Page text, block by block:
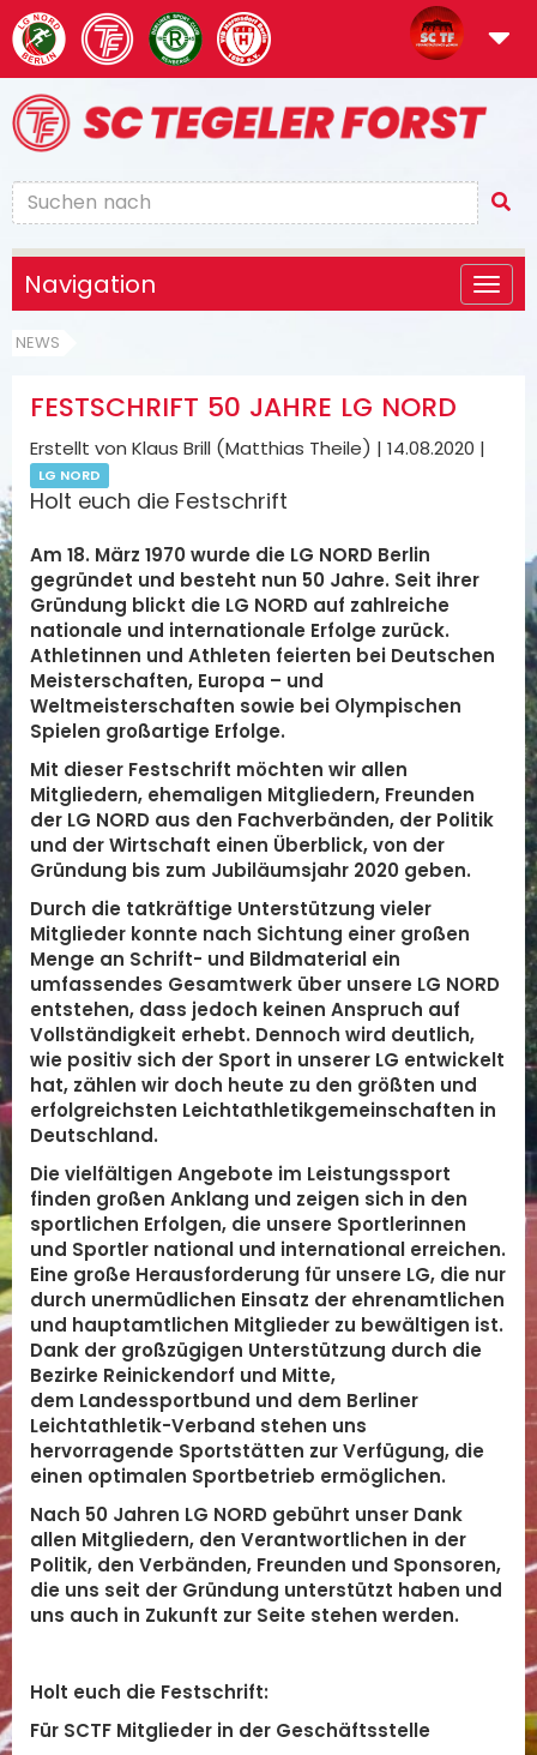
Navigation
NEWS
FESTSCHRIFT 50 JAHRE LG NORD
Erstellt von Klaus Brill (Matthias Theile) | 14.08.2020 |
LG NORD
Holt euch die Festschrift
Am 18. März 1970 wurde die LG NORD Berlin
gegründet und besteht nun 50 Jahre. Seit ihrer
Gründung blickt die LG NORD auf zahlreiche
nationale und internationale Erfolge zurück.
Athletinnen und Athleten feierten bei Deutschen
Meisterschaften, Europa – und
Weltmeisterschaften sowie bei Olympischen
Spielen großartige Erfolge.
Mit dieser Festschrift möchten wir allen
Mitgliedern, ehemaligen Mitgliedern, Freunden
der LG NORD aus den Fachverbänden, der Politik
und der Wirtschaft einen Überblick, von der
Gründung bis zum Jubiläumsjahr 2020 geben.
Durch die tatkräftige Unterstützung vieler
Mitglieder konnte nach Sichtung einer großen
Menge an Schrift- und Bildmaterial ein
umfassendes Gesamtwerk über unsere LG NORD
entstehen, dass jedoch keinen Anspruch auf
Vollständigkeit erhebt. Dennoch wird deutlich,
wie positiv sich der Sport in unserer LG entwickelt
hat, zählen wir doch heute zu den größten und
erfolgreichsten Leichtathletikgemeinschaften in
Deutschland.
Die vielfältigen Angebote im Leistungssport
finden großen Anklang und zeigen sich in den
sportlichen Erfolgen, die unsere Sportlerinnen
und Sportler national und international erreichen.
Eine große Herausforderung für unsere LG, die nur
durch unermüdlichen Einsatz der ehrenamtlichen
und hauptamtlichen Mitglieder zu bewältigen ist.
Dank der großzügigen Unterstützung durch die
Bezirke Reinickendorf und Mitte,
dem Landessportbund und dem Berliner
Leichtathletik-Verband stehen uns
hervorragende Sportstätten zur Verfügung, die
einen optimalen Sportbetrieb ermöglichen.
Nach 50 Jahren LG NORD gebührt unser Dank
allen Mitgliedern, den Verantwortlichen in der
Politik, den Verbänden, Freunden und Sponsoren,
die uns seit der Gründung unterstützt haben und
uns auch in Zukunft zur Seite stehen werden.
Holt euch die Festschrift:
Für SCTF Mitglieder in der Geschäftsstelle